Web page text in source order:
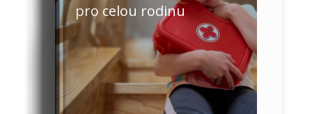
pro celou rodinu